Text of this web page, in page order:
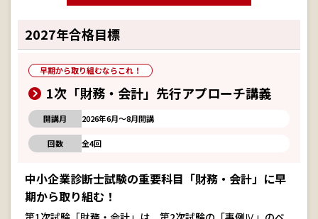
2027年合格目標
早期から取り組むならこれ！
1次「財務・会計」先行アプローチ講義
開講月 2026年6月～8月開講
回数 全4回
中小企業診断士試験の重要科目「財務・会計」に早
期から取り組む！